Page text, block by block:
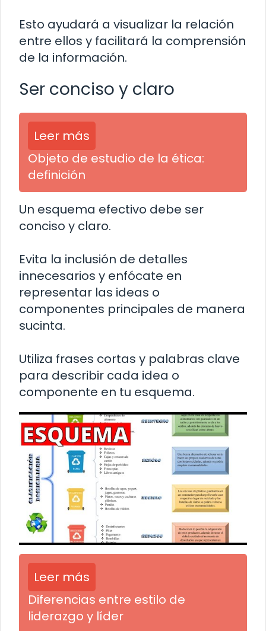
Esto ayudará a visualizar la relación
entre ellos y facilitará la comprensión
de la información.
Ser conciso y claro
Leer más
Objeto de estudio de la ética:
definición
Un esquema efectivo debe ser
conciso y claro.
Evita la inclusión de detalles
innecesarios y enfócate en
representar las ideas o
componentes principales de manera
sucinta.
Utiliza frases cortas y palabras clave
para describir cada idea o
componente en tu esquema.
Leer más
Diferencias entre estilo de
liderazgo y líder